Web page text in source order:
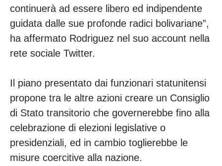
continuerà ad essere libero ed indipendente
guidata dalle sue profonde radici bolivariane”,
ha affermato Rodriguez nel suo account nella
rete sociale Twitter.
Il piano presentato dai funzionari statunitensi
propone tra le altre azioni creare un Consiglio
di Stato transitorio che governerebbe fino alla
celebrazione di elezioni legislative o
presidenziali, ed in cambio toglierebbe le
misure coercitive alla nazione.